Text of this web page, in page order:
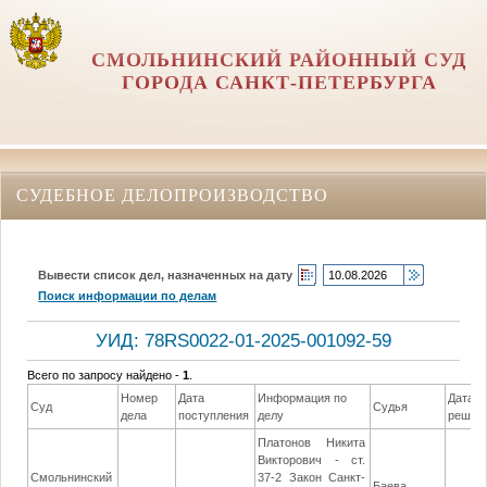
СМОЛЬНИНСКИЙ РАЙОННЫЙ СУД
ГОРОДА САНКТ-ПЕТЕРБУРГА
СУДЕБНОЕ ДЕЛОПРОИЗВОДСТВО
Вывести список дел, назначенных на дату
Поиск информации по делам
УИД: 78RS0022-01-2025-001092-59
Всего по запросу найдено -1
Суд
Номер
дела
Дата
поступления
Информация по
делу
Судья
Дата
Смольнинский
Платонов Никита
Викторович - ст.
37-2 Закон Санкт-